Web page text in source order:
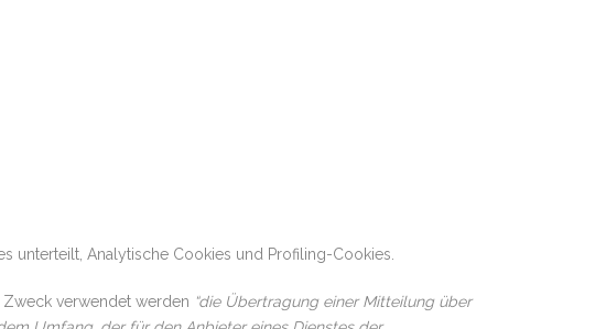
unterteilt, Analytische Cookies und Profiling-Cookies.
verwendet werden “die Übertragung einer Mitteilung über